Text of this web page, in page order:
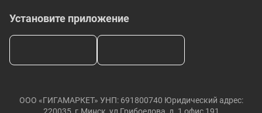
Установите приложение
ООО «ГИГАМАРКЕТ» УНП: 691800740 Юридический адрес: